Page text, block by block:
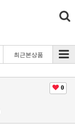
최근본상품
0